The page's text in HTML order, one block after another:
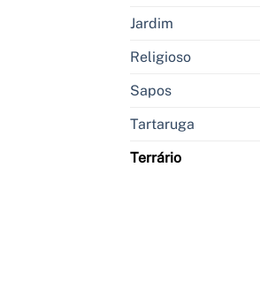
Jardim
Religioso
Sapos
Tartaruga
Terrário